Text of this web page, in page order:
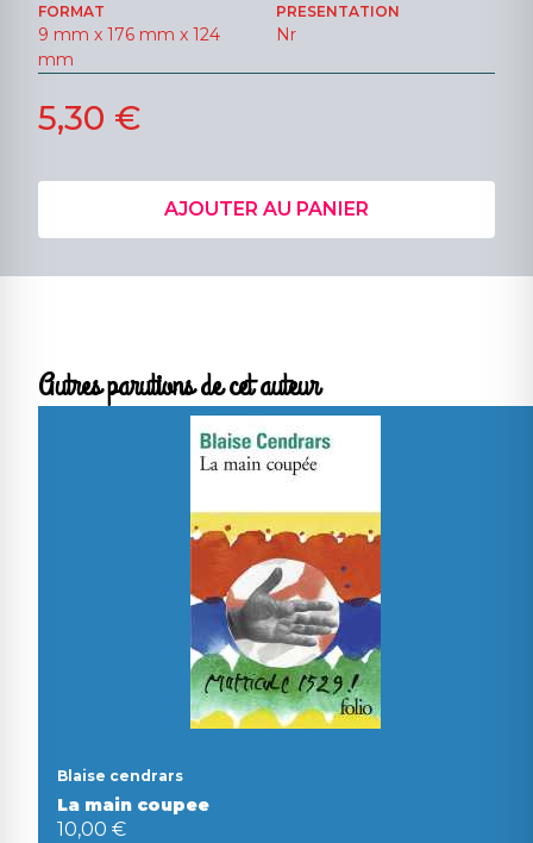
FORMAT
9 mm x 176 mm x 124
mm
PRESENTATION
Nr
5,30 €
AJOUTER AU PANIER
Autres parutions de cet auteur
Blaise cendrars
La main coupee
10,00 €